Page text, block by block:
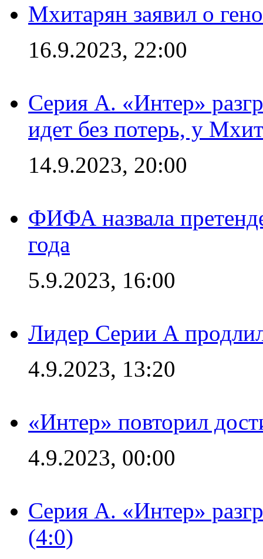
Мхитарян заявил о
16.9.2023, 22:00
Серия А. «Интер»
идет без потерь, у
14.9.2023, 20:00
ФИФА назвала
года
5.9.2023, 16:00
Лидер Серии А
4.9.2023, 13:20
«Интер» повторил
4.9.2023, 00:00
Серия А. «Интер»
(4:0)